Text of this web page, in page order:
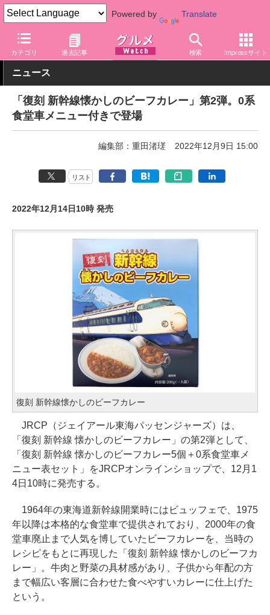
Powered by Translate
カテゴリ 過去記事 検索 Impressサイト
グルメ Watch 食品 カレー
ニュース
「復刻 新幹線懐かしのビーフカレー」第2弾。0系
食堂車メニュー付きで登場
編集部：重田渚瑳 2022年12月9日 15:00
リスト
2022年12月14日10時 発売
復刻 新幹線懐かしのビーフカレー
JRCP（ジェイアール東海パッセンジャーズ）は、
「復刻 新幹線 懐かしのビーフカレー」の第2弾として、
「復刻 新幹線 懐かしのビーフカレー5個＋0系食堂車メ
ニュー表セット」をJRCPオンラインショップで、12月1
4日10時に発売する。
1964年の東海道新幹線開業時にはビュッフェで、1975
年以降は本格的な食堂車で提供されており、2000年の食
堂車廃止まで人気を博していたビーフカレーを、当時の
レシピをもとに再現した「復刻 新幹線 懐かしのビーフカ
レー」。牛肉と野菜の具材感があり、子供から年配の方
まで幅広い客層に合わせた食べやすいカレーに仕上げた
という。